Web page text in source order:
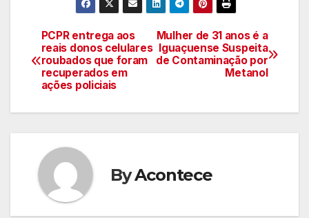
Navegação
de
artigos
Mulher de 31 anos é a
Iguaçuense Suspeita
de Contaminação por
Metanol
PCPR entrega aos
reais donos celulares
roubados que foram
recuperados em
ações policiais
ByAcontece